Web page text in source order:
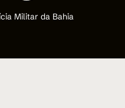
Militar da Bahia